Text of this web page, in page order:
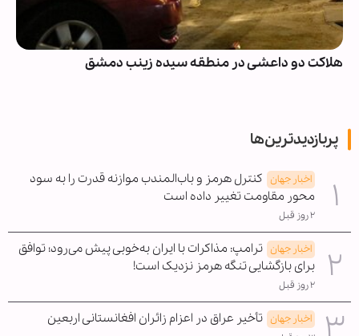
هلاکت دو داعشی در منطقه سیده زینب دمشق
پربازدیدترین‌ها
اخبار جهان کنترل هرمز و باب‌المندب موازنه قدرت را به سود
محور مقاومت تغییر داده است
۲ روز قبل
اخبار جهان ترامپ: مذاکرات با ایران به‌خوبی پیش می‌رود؛ توافق
برای بازگشایی تنگه هرمز نزدیک است!
۲ روز قبل
اخبار جهان تأخیر عراق در اعزام زائران افغانستانی اربعین